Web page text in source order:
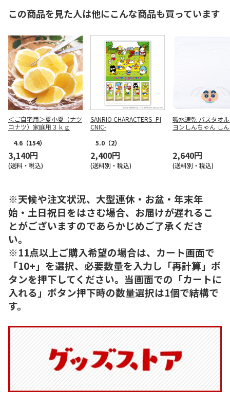
この商品を見た人は他にこんな商品も買っています
＜ご自宅用＞夏小夏（ナツ
コナツ）家庭用３ｋｇ
4.6 （154）
3,140円
(送料・税込)
SANRIO CHARACTERS -PI
CNIC-
5.0 （2）
2,400円
(送料別・税込)
吸水速乾 バスタオ
ヨンしんちゃん し
2,640円
(送料別・税込)
※天候や注文状況、大型連休・お盆・年末年
始・土日祝日をはさむ場合、お届けが遅れるこ
とがございますのであらかじめご了承くださ
い。
※11点以上ご購入希望の場合は、カート画面で
「10+」を選択、必要数量を入力し「再計算」ボ
タンを押下してください。当画面での「カートに
入れる」ボタン押下時の数量選択は1個で結構で
す。